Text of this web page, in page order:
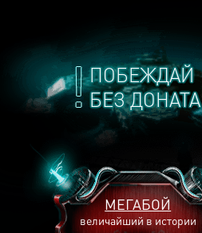
ПОБЕЖДАЙ
БЕЗ ДОНАТА
МЕГАБОЙ
величайший в истории